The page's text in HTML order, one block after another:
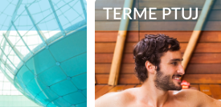
TERME PTUJ